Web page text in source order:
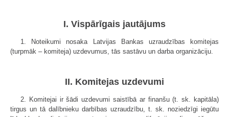
I. Vispārīgais jautājums
1. Noteikumi nosaka Latvijas Bankas uzraudzības komitejas
(turpmāk – komiteja) uzdevumus, tās sastāvu un darba organizāciju.
II. Komitejas uzdevumi
2. Komitejai ir šādi uzdevumi saistībā ar finanšu (t. sk. kapitāla)
tirgus un tā dalībnieku darbības uzraudzību, t. sk. noziedzīgi iegūtu